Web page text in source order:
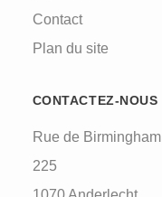
Contact
Plan du site
CONTACTEZ-NOUS
Rue de Birmingham
225